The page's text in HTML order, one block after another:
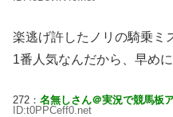
楽逃げ許したノリの騎乗ミ
1番人気なんだから、早め
272： 名無しさん＠実況で競馬板
ID:t0PPCeff0.net